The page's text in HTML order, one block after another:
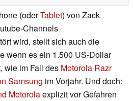
(oderTablet) von Zack
Channels
wird, stellt sich auch die
wenn es ein 1.500 US-Dollar
wie im Fall des Motorola Razr
Samsung im Vorjahr. Und doch:
Motorolaexplizit vor Gefahren